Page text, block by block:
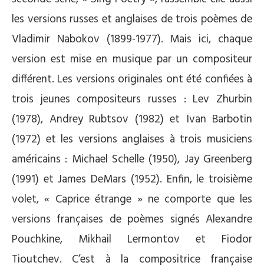
les versions russes et anglaises de trois poèmes de
Vladimir Nabokov (1899-1977). Mais ici, chaque
version est mise en musique par un compositeur
différent. Les versions originales ont été confiées à
trois jeunes compositeurs russes : Lev Zhurbin
(1978), Andrey Rubtsov (1982) et Ivan Barbotin
(1972) et les versions anglaises à trois musiciens
américains : Michael Schelle (1950), Jay Greenberg
(1991) et James DeMars (1952). Enfin, le troisième
volet, « Caprice étrange » ne comporte que les
versions françaises de poèmes signés Alexandre
Pouchkine, Mikhail Lermontov et Fiodor
Tioutchev. C’est à la compositrice française